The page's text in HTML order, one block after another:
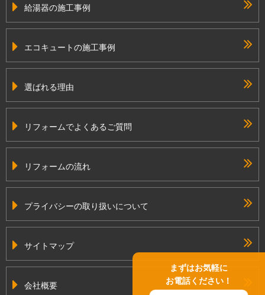
まずはお気軽に
お電話ください！
給湯器の施工事例
エコキュートの施工事例
選ばれる理由
リフォームでよくあるご質問
リフォームの流れ
プライバシーの取り扱いについて
サイトマップ
会社概要